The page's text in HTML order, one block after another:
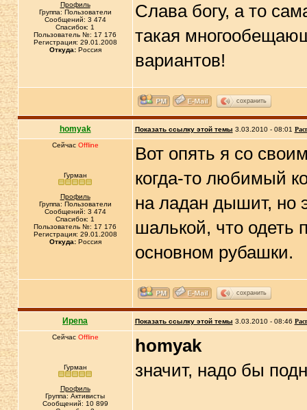
Профиль
Группа: Пользователи
Сообщений: 3 474
Спасибок: 1
Пользователь №: 17 176
Регистрация: 29.01.2008
Откуда:Россия
Слава богу, а то
такая
вариантов!
сохранить
homyak Показать ссылку этой темы 3.03.2010 - 08:01
Сейчас Offline
Гурман
Профиль
Группа: Пользователи
Сообщений: 3 474
Спасибок: 1
Пользователь №: 17 176
Регистрация: 29.01.2008
Откуда:Россия
Вот опять я со
когда-то любимый
на ладан дышит, но
шалькой, что одеть
основном рубашки.
сохранить
Иpena Показать ссылку этой темы 3.03.2010 - 08:46
Сейчас Offline
Гурман
Профиль
Группа: Активисты
Сообщений: 10 899
homyak
значит, надо бы